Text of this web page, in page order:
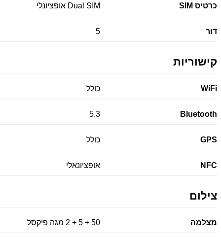
כרטיס SIM Dual SIM אופציונלי
דור 5
קישוריות
WiFi כולל
Bluetooth
5.3
GPS כולל
NFC אופציונאלי
צילום
מצלמה 50 + 5 + 2 מגה פיקסל